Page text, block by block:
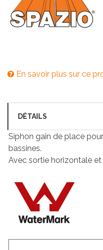
En savoir plus sur ce
DÉTAILS
Siphon gain de place
bassines.
Avec sortie horizontale